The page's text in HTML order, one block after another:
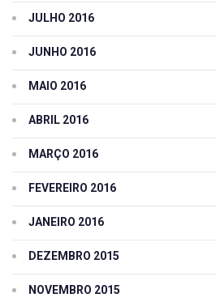
JULHO 2016
JUNHO 2016
MAIO 2016
ABRIL 2016
MARÇO 2016
FEVEREIRO 2016
JANEIRO 2016
DEZEMBRO 2015
NOVEMBRO 2015